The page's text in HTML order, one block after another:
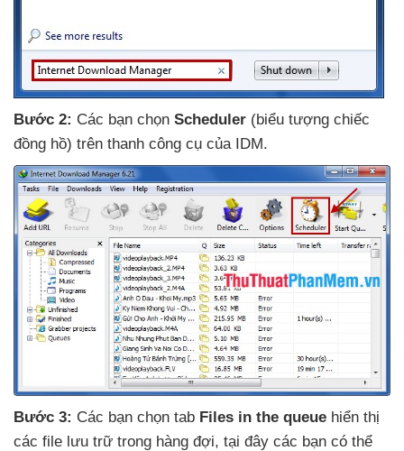
Bước 2: Các bạn chọn Scheduler (biểu tượng chiếc
đồng hồ) trên thanh công cụ của IDM.
Bước 3: Các bạn chọn tab Files in the queue hiển thị
các file lưu trữ trong hàng đợi, tại đây các bạn có thể